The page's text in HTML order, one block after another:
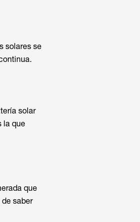
solares se
solar
la que
que
saber